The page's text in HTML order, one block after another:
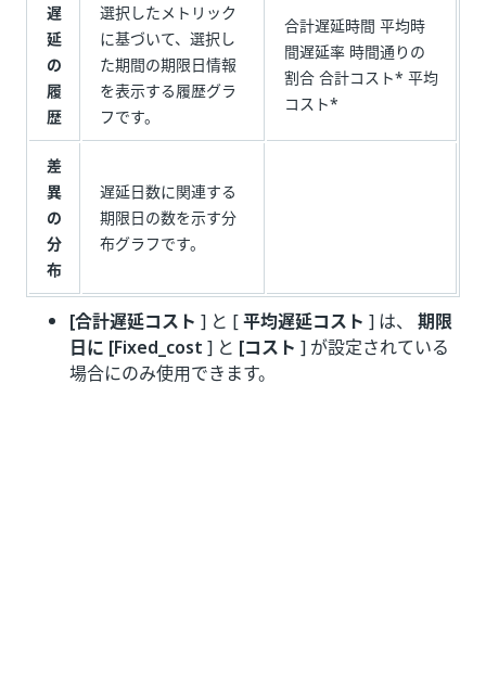
遅
延
の
履
歴
選択したメトリック
に基づいて、選択し
た期間の期限日情報
を表示する履歴グラ
フです。
合計遅延時間 平均時
間遅延率 時間通りの
割合 合計コスト* 平均
コスト*
差
異
の
分
布
遅延日数に関連する
期限日の数を示す分
布グラフです。
[合計遅延コスト ] と [平均遅延コスト ] は、 期限
日に [Fixed_cost ] と [コスト ] が設定されている
場合にのみ使用できます。